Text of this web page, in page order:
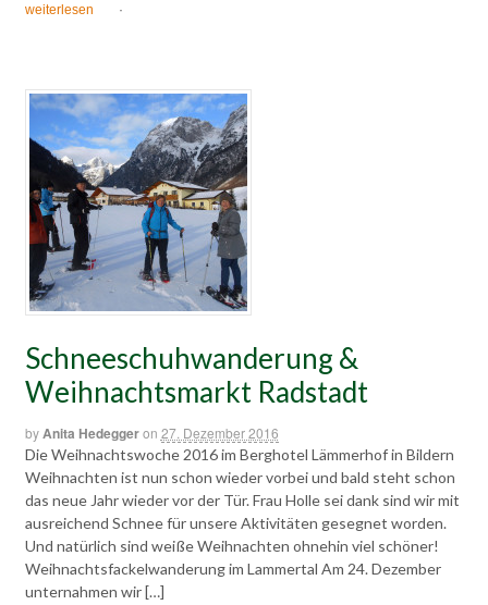
weiterlesen ·
Schneeschuhwanderung &
Weihnachtsmarkt Radstadt
byAnita Hedeggeron 27. Dezember 2016
Die Weihnachtswoche 2016 im Berghotel Lämmerhof in Bildern
Weihnachten ist nun schon wieder vorbei und bald steht schon
das neue Jahr wieder vor der Tür. Frau Holle sei dank sind wir mit
ausreichend Schnee für unsere Aktivitäten gesegnet worden.
Und natürlich sind weiße Weihnachten ohnehin viel schöner!
Weihnachtsfackelwanderung im Lammertal Am 24. Dezember
unternahmen wir […]